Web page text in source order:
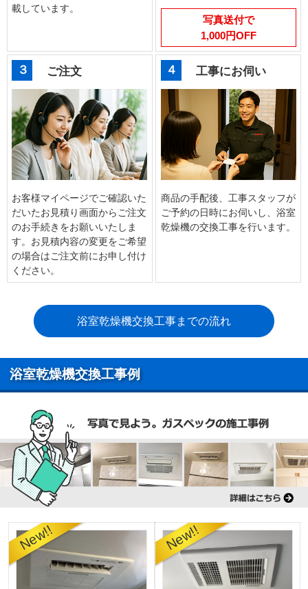
載しています。
写真送付で
1,000円OFF
３ ご注文
お客様マイページでご確認いた
だいたお見積り画面からご注文
のお手続きをお願いいたしま
す。お見積内容の変更をご希望
の場合はご注文前にお申し付け
ください。
４ 工事にお伺い
商品の手配後、工事スタッフが
ご予約の日時にお伺いし、浴室
乾燥機の交換工事を行います。
浴室乾燥機交換工事までの流れ
浴室乾燥機交換工事例